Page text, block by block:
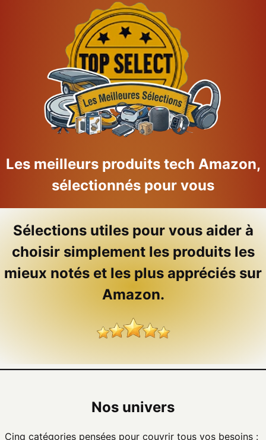
Les meilleurs produits tech Amazon,
sélectionnés pour vous
Sélections utiles pour vous aider à
choisir simplement les produits les
mieux notés et les plus appréciés sur
Amazon.
Nos univers
Cinq catégories pensées pour couvrir tous vos besoins :